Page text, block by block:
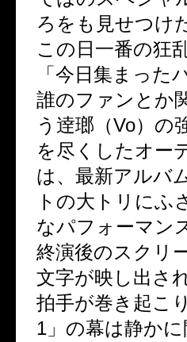
ろをも見せつけ
この日一番の狂
「今日集まっ
誰のファンとか
う逹瑯（Vo）の
を尽くしたオー
は、最新アルバ
トの大トリにふ
なパフォーマン
終演後のスクリ
文字が映し出さ
拍手が巻き起こ
1」の幕は静かに